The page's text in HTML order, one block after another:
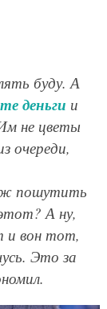
буду. А
деньги и
не цветы
очереди,
пошутить
А ну,
и вон тот,
Это за